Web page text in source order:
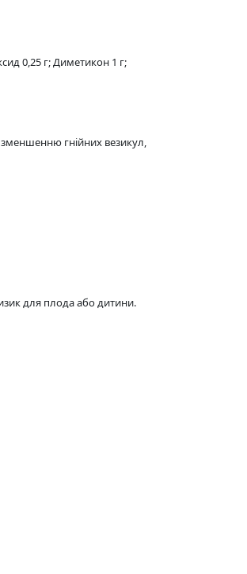
0,25 г; Диметикон 1 г;
гнійних везикул,
для плода або дитини.